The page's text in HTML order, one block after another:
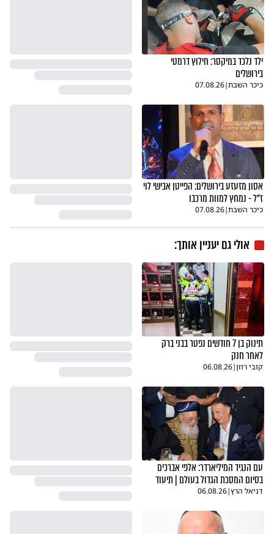
ילד נלכד במיקסר: חילוץ דרמטי
בירושלים
כיכר השבת|
07.08.26
אסון מזעזע בירושלים: הפייטן אבישי לוי
ז"ל - נמחץ למוות מרכבו
כיכר השבת|
07.08.26
אולי גם יעניין אותך:
תינוק בן 7 חודשים נפטר בבני ברק
לאחר חנק
קובי רוזן|
06.08.26
עם הנגיד המיליארדר: אלפי אברכים
בסיום המסכת הגדול בעולם | תיעוד
דניאל הרץ|
06.08.26